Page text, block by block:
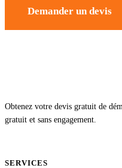
Demander un devis
Obtenez votre devis gratuit de
gratuit et sans engagement.
SERVICES